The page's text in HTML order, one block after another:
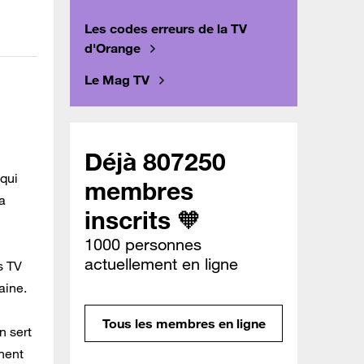
TV
sert
Les codes erreurs de la TV
d'Orange
Le Mag TV
Déjà 807250
membres
inscrits 🧡
1000 personnes
actuellement en ligne
Tous les membres en ligne